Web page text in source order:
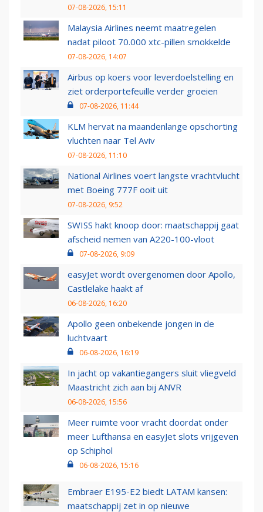
07-08-2026, 15:11
Malaysia Airlines neemt maatregelen
nadat piloot 70.000 xtc-pillen smokkelde
07-08-2026, 14:07
Airbus op koers voor leverdoelstelling en
ziet orderportefeuille verder groeien
07-08-2026, 11:44
KLM hervat na maandenlange opschorting
vluchten naar Tel Aviv
07-08-2026, 11:10
National Airlines voert langste vrachtvlucht
met Boeing 777F ooit uit
07-08-2026, 9:52
SWISS hakt knoop door: maatschappij gaat
afscheid nemen van A220-100-vloot
07-08-2026, 9:09
easyJet wordt overgenomen door Apollo,
Castlelake haakt af
06-08-2026, 16:20
Apollo geen onbekende jongen in de
luchtvaart
06-08-2026, 16:19
In jacht op vakantiegangers sluit vliegveld
Maastricht zich aan bij ANVR
06-08-2026, 15:56
Meer ruimte voor vracht doordat onder
meer Lufthansa en easyJet slots vrijgeven
op Schiphol
06-08-2026, 15:16
Embraer E195-E2 biedt LATAM kansen:
maatschappij zet in op nieuwe